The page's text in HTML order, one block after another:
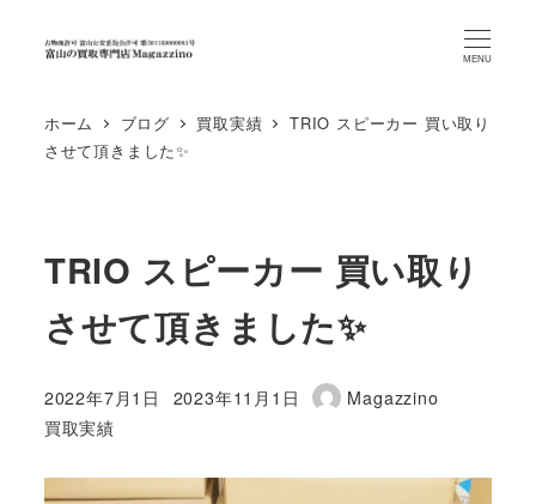
MENU
ホーム ブログ 買取実績
TRIO スピーカー 買い取り
させて頂きました✨
TRIO スピーカー 買い取り
させて頂きました✨
投稿日
2022年7月1日
更新日
2023年11月1日
著
Magazzino
カテゴリー
買取実績